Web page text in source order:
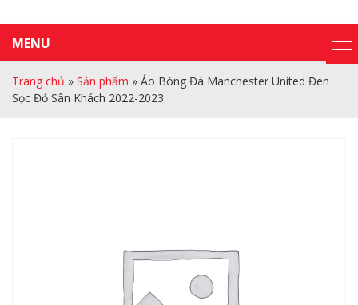
MENU
Trang chủ » Sản phẩm » Áo Bóng Đá Manchester United Đen
Sọc Đỏ Sân Khách 2022-2023